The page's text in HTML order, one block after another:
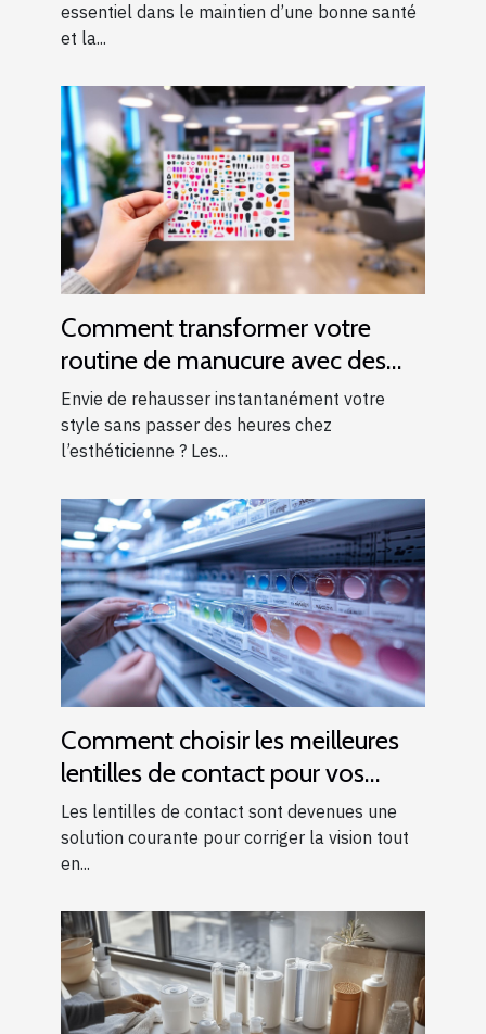
essentiel dans le maintien d’une bonne santé
et la...
Comment transformer votre
routine de manucure avec des
autocollants pour ongles ?
Envie de rehausser instantanément votre
style sans passer des heures chez
l’esthéticienne ? Les...
Comment choisir les meilleures
lentilles de contact pour vos
besoins
Les lentilles de contact sont devenues une
solution courante pour corriger la vision tout
en...